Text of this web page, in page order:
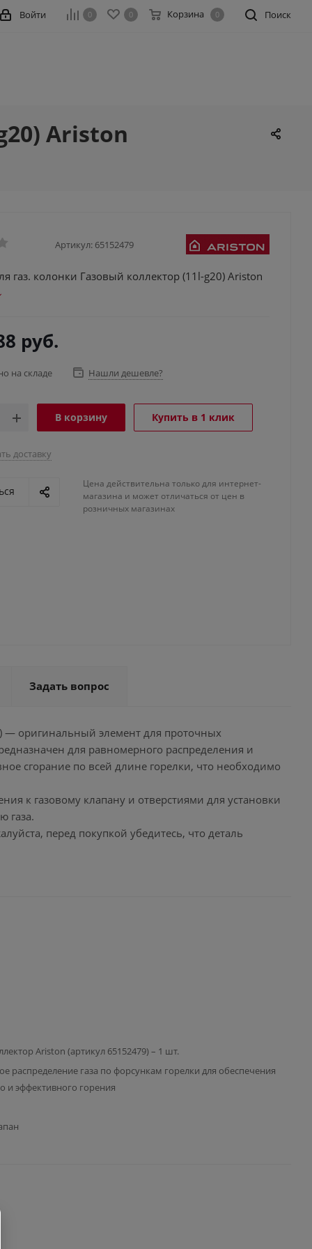
Поиск
0 0 Корзина 0
Войти
Ariston
Артикул: 65152479
газ. колонки Газовый коллектор (11l-g20) Ariston
руб.
на складе Нашли дешевле?
В корзину Купить в 1 клик
доставку
Цена действительна только для интернет-
магазина и может отличаться от цен в
розничных магазинах
Задать вопрос
— оригинальный элемент для проточных
для равномерного распределения и
сгорание по всей длине горелки, что необходимо
к газовому клапану и отверстиями для установки
газа.
перед покупкой убедитесь, что деталь
Ariston (артикул 65152479) – 1 шт.
распределение газа по форсункам горелки для обеспечения
и эффективного горения